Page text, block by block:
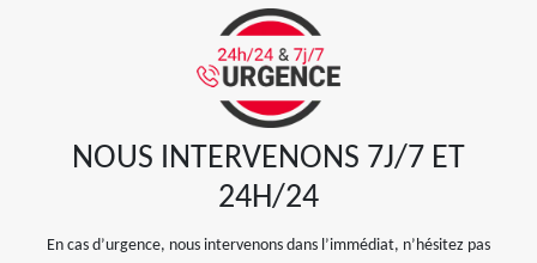
NOUS INTERVENONS 7J/7 ET
24H/24
En cas d’urgence, nous intervenons dans l’immédiat, n’hésitez pas